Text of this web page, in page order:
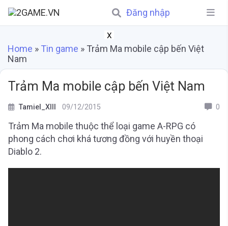
Đăng nhập
X
Home » Tin game » Trảm Ma mobile cập bến Việt
Nam
Trảm Ma mobile cập bến Việt Nam
Tamiel_XIII 09/12/2015 0
Trảm Ma mobile thuộc thể loại game A-RPG có
phong cách chơi khá tương đồng với huyền thoại
Diablo 2.